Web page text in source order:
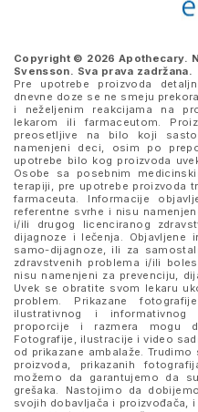
Copyright © 2026 Apothecary.
Svensson. Sva prava zadržana.
Pre upotrebe proizvoda
dnevne doze se ne smeju
i neželjenim reakcijama na
lekarom ili farmaceutom.
preosetljive na bilo koji
namenjeni deci, osim po
upotrebe bilo kog proizvoda
Osobe sa posebnim
terapiji, pre upotrebe proizvoda
farmaceuta. Informacije
referentne svrhe i nisu
i/ili drugog licenciranog
dijagnoze i lečenja.
samo-dijagnoze, ili za
zdravstvenih problema i/ili
nisu namenjeni za prevenciju,
Uvek se obratite svom lekaru
problem. Prikazane
ilustrativnog i informativnog
proporcije i razmera mogu
Fotografije, ilustracije i video
od prikazane ambalaže.
proizvoda, prikazanih
možemo da garantujemo da
grešaka. Nastojimo da
svojih dobavljača i proizvođača,